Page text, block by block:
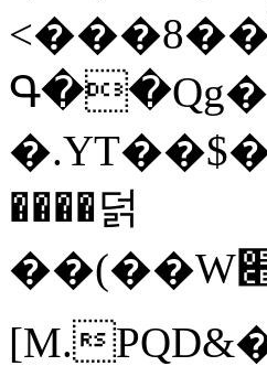
����덝
��(��W׋����>��O>�d�%Y�@�@ڻ<�z{rc&׻��z�����AeK�^�����������˩t��=x~
[M.